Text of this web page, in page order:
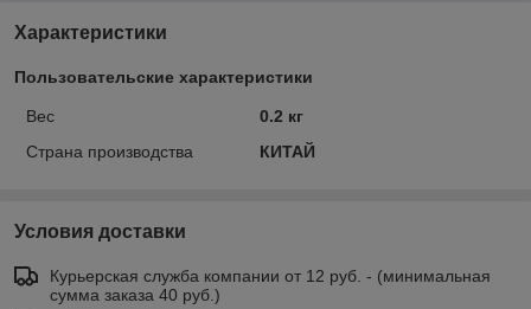
Характеристики
Пользовательские характеристики
Вес
0.2 кг
Страна производства
КИТАЙ
Условия доставки
Курьерская служба компании от 12 руб. - (минимальная
сумма заказа 40 руб.)